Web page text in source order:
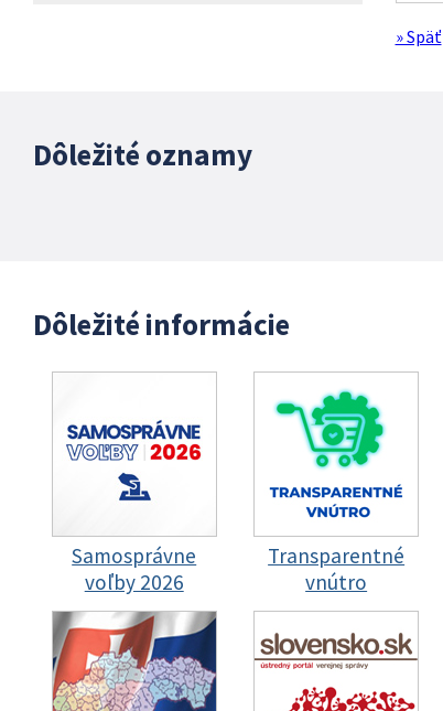
» Späť
Dôležité oznamy
Dôležité informácie
Samosprávne
voľby 2026
Transparentné
vnútro